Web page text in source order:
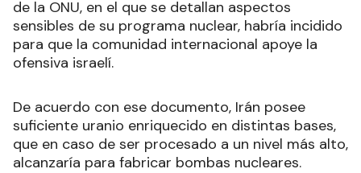
de la ONU, en el que se detallan aspectos
sensibles de su programa nuclear, habría incidido
para que la comunidad internacional apoye la
ofensiva israelí.
De acuerdo con ese documento, Irán posee
suficiente uranio enriquecido en distintas bases,
que en caso de ser procesado a un nivel más alto,
alcanzaría para fabricar bombas nucleares.